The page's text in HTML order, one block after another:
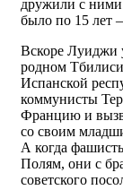
дружили с
было по 15 лет
Вскоре Луиджи
родном
Испанской
коммунисты
Францию и
со своим
А когда
Полям, они с
советского